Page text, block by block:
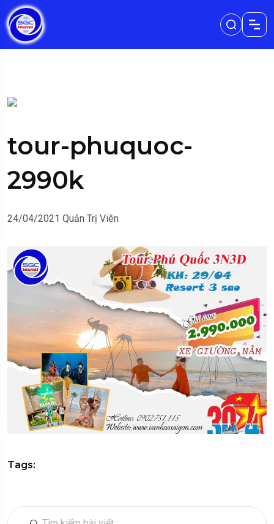
tour-phuquoc-
2990k
24/04/2021 Quản Trị Viên
Tags: